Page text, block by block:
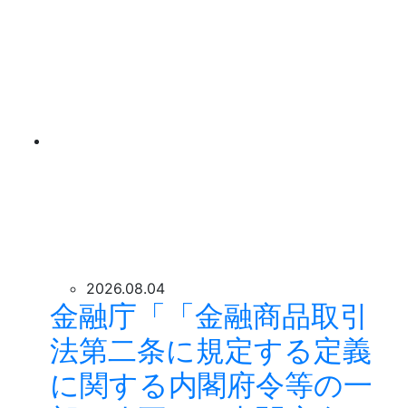
2026.08.04
金融庁「「金融商品取引
法第二条に規定する定義
に関する内閣府令等の一